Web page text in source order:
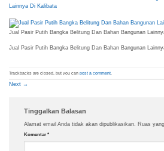
Lainnya Di Kalibata
Jual Pasir Putih Bangka Belitung Dan Bahan Bangunan
Jual Pasir Putih Bangka Belitung Dan Bahan Bangunan
Trackbacks are closed, but you can post a comment.
Next →
Tinggalkan Balasan
Alamat email Anda tidak akan dipublikasikan. Ruas
Komentar *